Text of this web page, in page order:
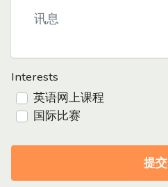
Interests
英语网上课程
国际比赛
提交